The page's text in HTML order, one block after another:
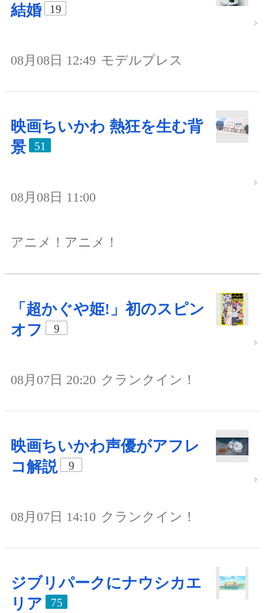
結婚
19
08月08日 12:49 モデルプレス
映画ちいかわ 熱狂を生む背
景
51
08月08日 11:00
アニメ！アニメ！
「超かぐや姫!」初のスピン
オフ
9
08月07日 20:20 クランクイン！
映画ちいかわ声優がアフレ
コ解説
9
08月07日 14:10 クランクイン！
ジブリパークにナウシカエ
リア
75